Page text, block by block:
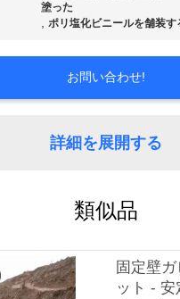
塗った
,ポリ塩化ビニールを舗装
お問い合わせ!
詳細を展開する
類似品
固定壁
ット -